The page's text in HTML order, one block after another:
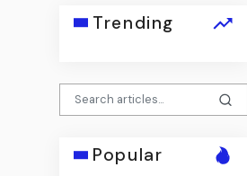
Trending
Popular